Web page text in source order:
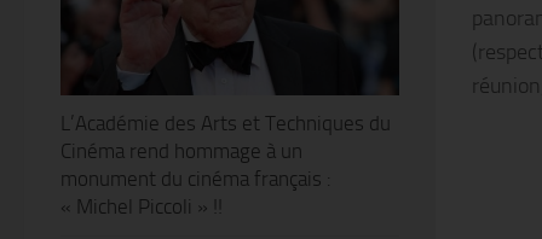
L’Académie des Arts et Techniques du
Cinéma rend hommage à un
monument du cinéma français :
« Michel Piccoli » !!